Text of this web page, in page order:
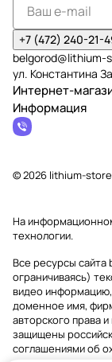
+7 (472) 240-21-
belgorod@lithium-
ул. Константина
Интернет-
Информация
© 2026 lithium-
На
технологии.
Все ресурсы
ограничиваясь)
видео информацию,
доменное имя,
авторского права
защищены
соглашениями об